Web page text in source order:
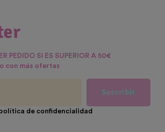
PEDIDO SI ES SUPERIOR A 50€
con más ofertas
Suscribir
de confidencialidad